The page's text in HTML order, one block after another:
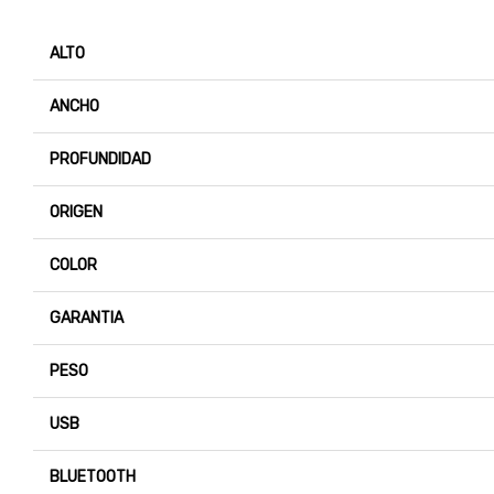
ALTO
ANCHO
PROFUNDIDAD
ORIGEN
COLOR
GARANTIA
PESO
USB
BLUETOOTH